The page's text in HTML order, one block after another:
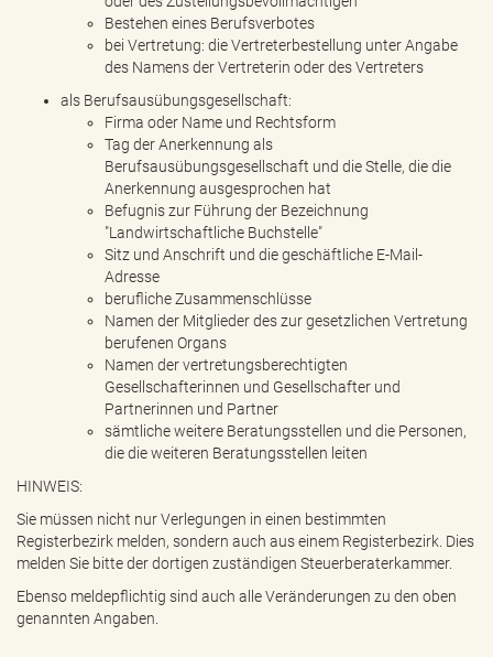
Bestehen eines Berufsverbotes
bei Vertretung: die Vertreterbestellung unter Angabe
des Namens der Vertreterin oder des Vertreters
als Berufsausübungsgesellschaft:
Firma oder Name und Rechtsform
Tag der Anerkennung als
Berufsausübungsgesellschaft und die Stelle, die die
Anerkennung ausgesprochen hat
Befugnis zur Führung der Bezeichnung
"Landwirtschaftliche Buchstelle"
Sitz und Anschrift und die geschäftliche E-Mail-
Adresse
berufliche Zusammenschlüsse
Namen der Mitglieder des zur gesetzlichen Vertretung
berufenen Organs
Namen der vertretungsberechtigten
Gesellschafterinnen und Gesellschafter und
Partnerinnen und Partner
sämtliche weitere Beratungsstellen und die Personen,
die die weiteren Beratungsstellen leiten
HINWEIS:
Sie müssen nicht nur Verlegungen in einen bestimmten
Registerbezirk melden, sondern auch aus einem Registerbezirk. Dies
melden Sie bitte der dortigen zuständigen Steuerberaterkammer.
Ebenso meldepflichtig sind auch alle Veränderungen zu den oben
genannten Angaben.